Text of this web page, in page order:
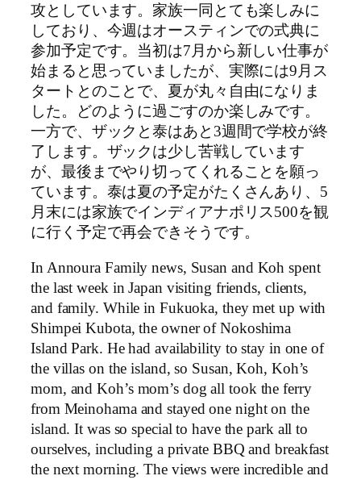
攻としています。家族一同とても楽しみに
しており、今週はオースティンでの式典に
参加予定です。当初は7月から新しい仕事が
始まると思っていましたが、実際には9月ス
タートとのことで、夏が丸々自由になりま
した。どのように過ごすのか楽しみです。
一方で、ザックと泰はあと3週間で学校が終
了します。ザックは少し苦戦しています
が、最後までやり切ってくれることを願っ
ています。泰は夏の予定がたくさんあり、5
月末には家族でインディアナポリス500を観
に行く予定で再会できそうです。
In Annoura Family news, Susan and Koh spent
the last week in Japan visiting friends, clients,
and family. While in Fukuoka, they met up with
Shimpei Kubota, the owner of Nokoshima
Island Park. He had availability to stay in one of
the villas on the island, so Susan, Koh, Koh’s
mom, and Koh’s mom’s dog all took the ferry
from Meinohama and stayed one night on the
island. It was so special to have the park all to
ourselves, including a private BBQ and breakfast
the next morning. The views were incredible and